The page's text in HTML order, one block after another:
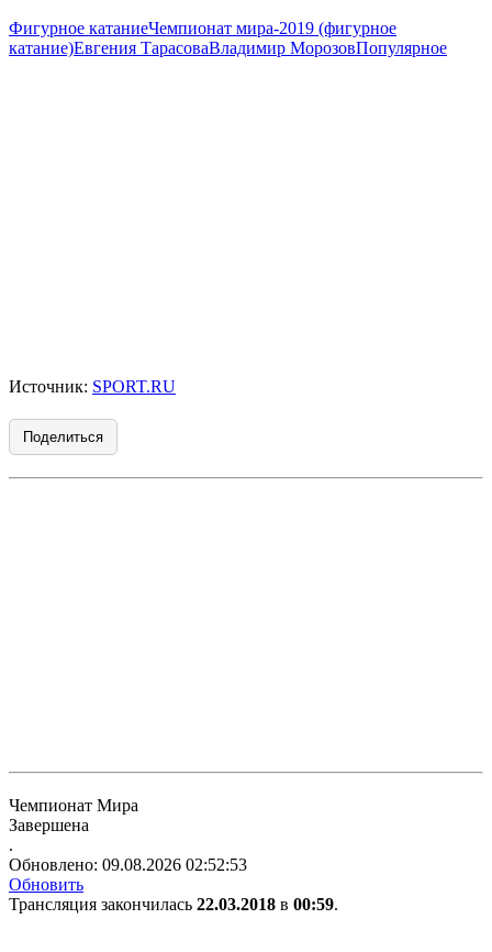
Фигурное катаниеЧемпионат мира-2019 (фигурное
катание)Евгения ТарасоваВладимир МорозовПопулярное
Источник: SPORT.RU
Поделиться
Чемпионат Мира
Завершена
.
Обновлено: 09.08.2026 02:52:53
Обновить
Трансляция закончилась 22.03.2018 в 00:59.